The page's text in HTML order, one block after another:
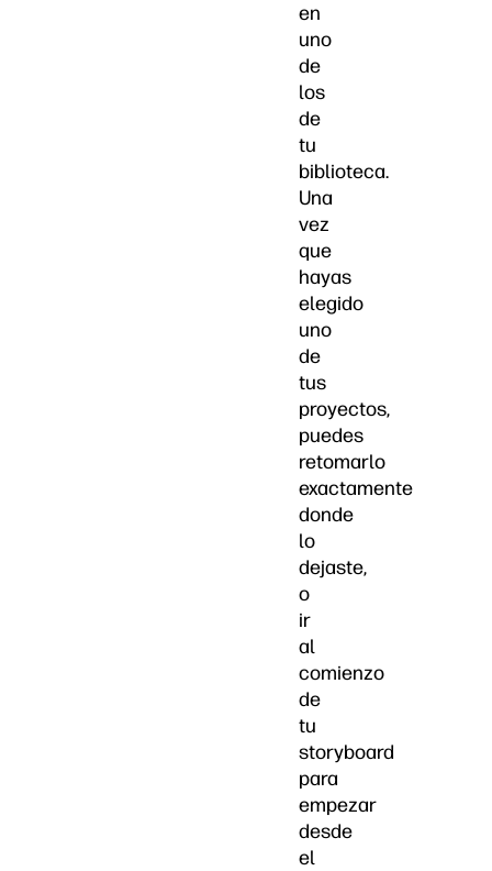
en
uno
de
los
de
tu
biblioteca.
Una
vez
que
hayas
elegido
uno
de
tus
proyectos,
puedes
retomarlo
exactamente
donde
lo
dejaste,
o
ir
al
comienzo
de
tu
storyboard
para
empezar
desde
el